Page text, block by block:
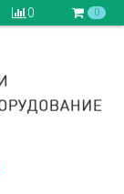
0 0